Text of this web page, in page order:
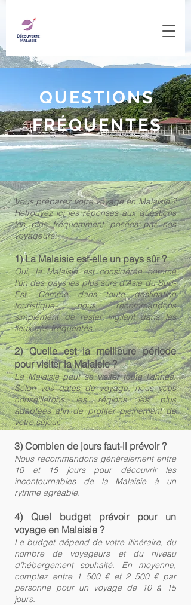
QUESTIONS
FRÉQUENTES
Vous préparez votre voyage en Malaisie ?
Retrouvez ici les réponses aux questions
les plus fréquemment posées par nos
voyageurs.
1) La Malaisie est-elle un pays sûr ?
Oui, la Malaisie est considérée comme
l’un des pays les plus sûrs d’Asie du Sud-
Est. Comme dans toute destination
touristique, nous recommandons
simplement de rester vigilant dans les
lieux très fréquentés.
2) Quelle est la meilleure période
pour visiter la Malaisie ?
La Malaisie peut se visiter toute l’année.
Selon vos dates de voyage, nous vous
conseillerons les régions les plus
adaptées afin de profiter pleinement de
votre séjour.
3) Combien de jours faut-il prévoir ?
Nous recommandons généralement entre
10 et 15 jours pour découvrir les
incontournables de la Malaisie à un
rythme agréable.
4) Quel budget prévoir pour un
voyage en Malaisie ?
Le budget dépend de votre itinéraire, du
nombre de voyageurs et du niveau
d’hébergement souhaité. En moyenne,
comptez entre 1 500 € et 2 500 € par
personne pour un voyage de 10 à 15
jours.